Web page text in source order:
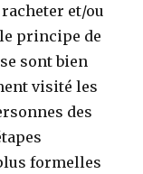
et/ou
principe de
sont bien
visité les
des
formelles